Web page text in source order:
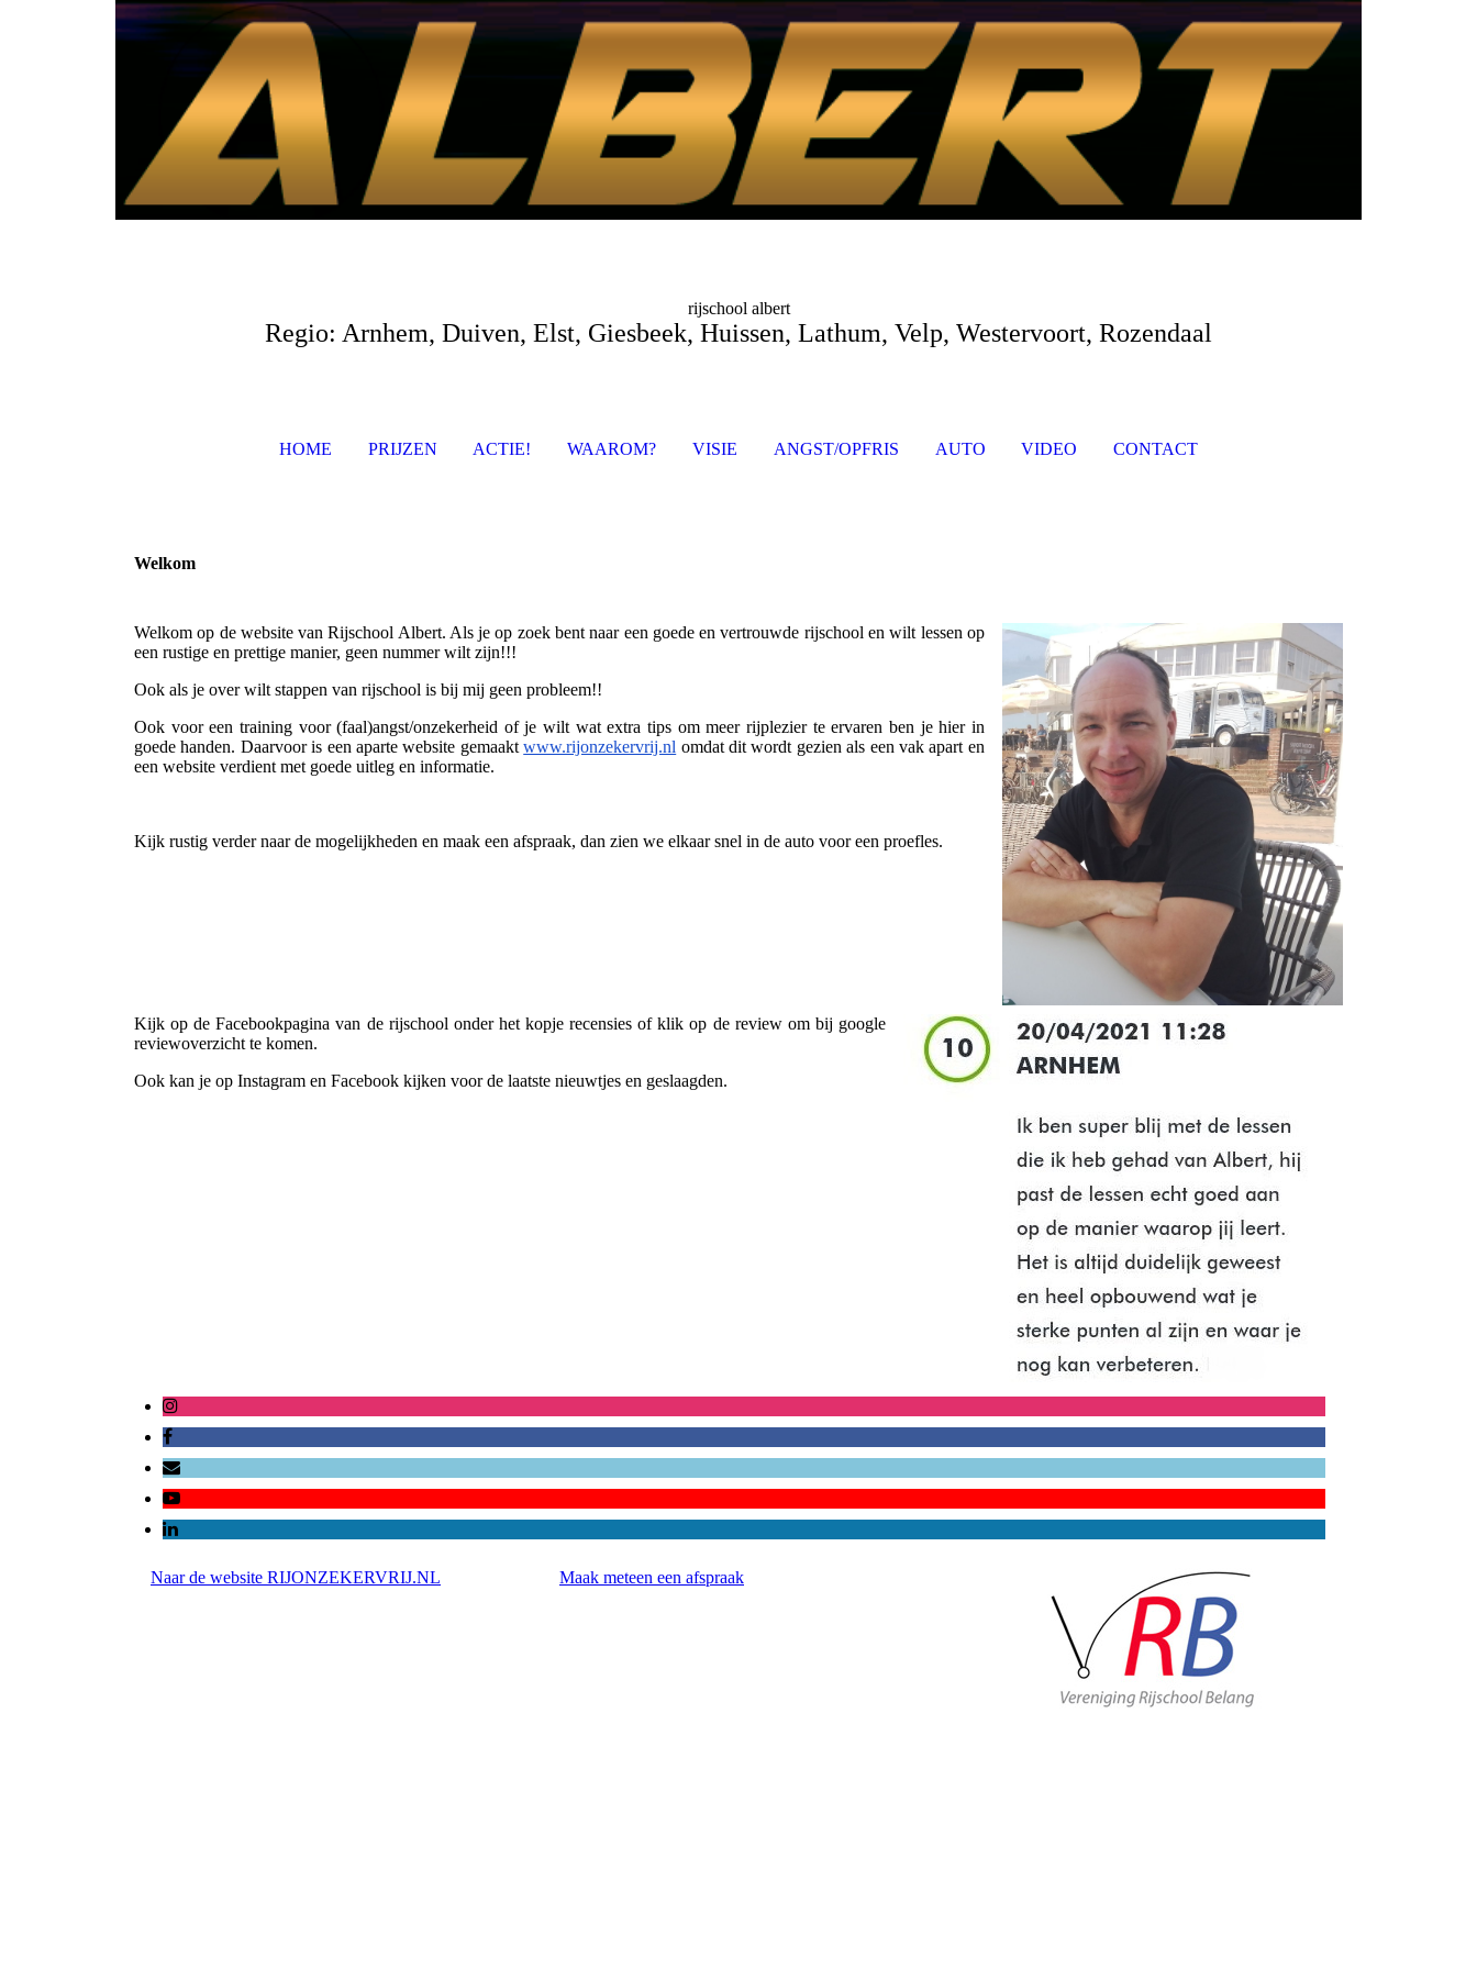
rijschool albert
Regio: Arnhem, Duiven, Elst, Giesbeek, Huissen, Lathum, Velp, Westervoort, Rozendaal
HOME PRIJZEN ACTIE! WAAROM? VISIE ANGST/OPFRIS AUTO VIDEO CONTACT
Welkom
Welkom op de website van Rijschool Albert. Als je op zoek bent naar een goede en vertrouwde rijschool en wilt lessen op
een rustige en prettige manier, geen nummer wilt zijn!!!
Ook als je over wilt stappen van rijschool is bij mij geen probleem!!
Ook voor een training voor (faal)angst/onzekerheid of je wilt wat extra tips om meer rijplezier te ervaren ben je hier in
goede handen. Daarvoor is een aparte website gemaaktwww.rijonzekervrij.nl omdat dit wordt gezien als een vak apart en
een website verdient met goede uitleg en informatie.
Kijk rustig verder naar de mogelijkheden en maak een afspraak, dan zien we elkaar snel in de auto voor een proefles.
Kijk op de Facebookpagina van de rijschool onder het kopje recensies of klik op de review om bij google
reviewoverzicht te komen.
Ook kan je op Instagram en Facebook kijken voor de laatste nieuwtjes en geslaagden.
Naar de website RIJONZEKERVRIJ.NL Maak meteen een afspraak